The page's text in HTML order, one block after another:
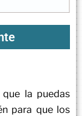
la puedas
para que los